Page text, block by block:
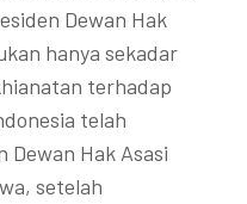
Dewan Hak
hanya sekadar
terhadap
telah
Dewan Hak Asasi
setelah